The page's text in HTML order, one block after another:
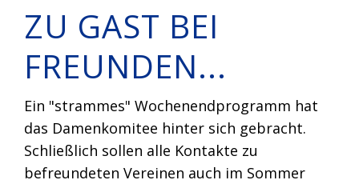
ZU GAST BEI
FREUNDEN...
Ein "strammes" Wochenendprogramm hat
das Damenkomitee hinter sich gebracht.
Schließlich sollen alle Kontakte zu
befreundeten Vereinen auch im Sommer